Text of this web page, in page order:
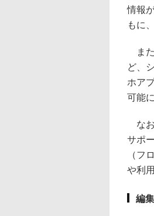
情報
もに
また
ど、
ホア
可能
なお
サポ
（フ
や利
編